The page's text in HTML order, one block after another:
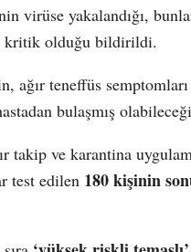
virüse yakalandığı,
kritik olduğu bildirildi.
ağır teneffüs semptomları
bulaşmış
takip ve karantina
test edilen 180 kişinin